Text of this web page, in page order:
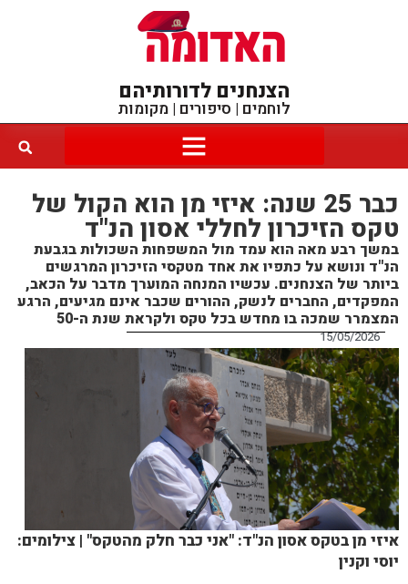
הצנחנים לדורותיהם
לוחמים | סיפורים | מקומות
כבר 25 שנה: איזי מן הוא הקול של
טקס הזיכרון לחללי אסון הנ"ד
במשך רבע מאה הוא עמד מול המשפחות השכולות בגבעת
הנ"ד ונושא על כתפיו את אחד מטקסי הזיכרון המרגשים
ביותר של הצנחנים. עכשיו המנחה המוערך מדבר על הכאב,
המפקדים, החברים לנשק, ההורים שכבר אינם מגיעים, הרגע
המצמרר שמכה בו מחדש בכל טקס ולקראת שנת ה-50
15/05/2026
איזי מן בטקס אסון הנ"ד: "אני כבר חלק מהטקס" | צילומים:
יוסי וקנין